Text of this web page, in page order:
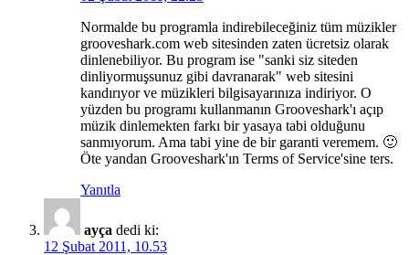
Normalde bu programla indirebileceğiniz tüm müzikler
grooveshark.com web sitesinden zaten ücretsiz olarak
dinlenebiliyor. Bu program ise "sanki siz siteden
dinliyormuşsunuz gibi davranarak" web sitesini
kandırıyor ve müzikleri bilgisayarınıza indiriyor. O
yüzden bu programı kullanmanın Grooveshark'ı açıp
müzik dinlemekten farkı bir yasaya tabi olduğunu
sanmıyorum. Ama tabi yine de bir garanti veremem. 🙂
Öte yandan Grooveshark'ın Terms of Service'sine ters.
Yanıtla
ayça dedi ki:
12 Şubat 2011, 10.53